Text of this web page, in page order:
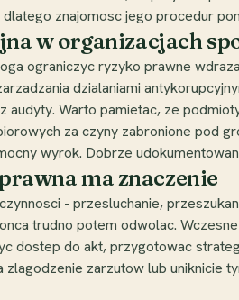
znajomosc jego procedur
w organizacjach
ograniczyc ryzyko prawne
dzialaniami
Warto pamietac, ze
za czyny zabronione pod
wyrok. Dobrze
ma znaczenie
- przesluchanie,
trudno potem odwolac.
dostep do akt, przygotowac
zarzutow lub